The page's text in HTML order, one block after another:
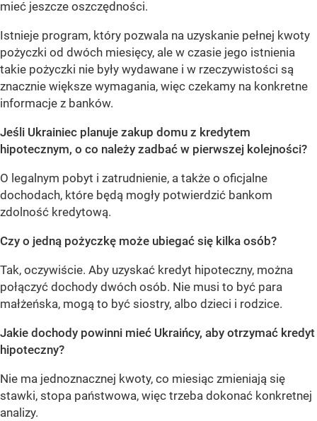
mieć jeszcze oszczędności.
Istnieje program, który pozwala na uzyskanie pełnej kwoty
pożyczki od dwóch miesięcy, ale w czasie jego istnienia
takie pożyczki nie były wydawane i w rzeczywistości są
znacznie większe wymagania, więc czekamy na konkretne
informacje z banków.
Jeśli Ukrainiec planuje zakup domu z kredytem
hipotecznym, o co należy zadbać w pierwszej kolejności?
O legalnym pobyt i zatrudnienie, a także o oficjalne
dochodach, które będą mogły potwierdzić bankom
zdolność kredytową.
Czy o jedną pożyczkę może ubiegać się kilka osób?
Tak, oczywiście. Aby uzyskać kredyt hipoteczny, można
połączyć dochody dwóch osób. Nie musi to być para
małżeńska, mogą to być siostry, albo dzieci i rodzice.
Jakie dochody powinni mieć Ukraińcy, aby otrzymać kredyt
hipoteczny?
Nie ma jednoznacznej kwoty, co miesiąc zmieniają się
stawki, stopa państwowa, więc trzeba dokonać konkretnej
analizy.